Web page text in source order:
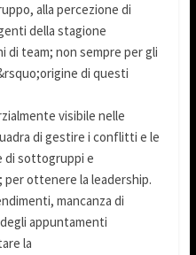
alla percezione di
della stagione
di team; non sempre per gli
di questi
visibile nelle
di gestire i conflitti e le
di sottogruppi e
ottenere la leadership.
mancanza di
appuntamenti
la